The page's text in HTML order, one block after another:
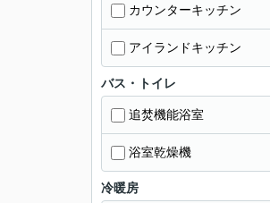
カウンターキッチン
アイランドキッチン
バス・トイレ
追焚機能浴室
浴室乾燥機
冷暖房